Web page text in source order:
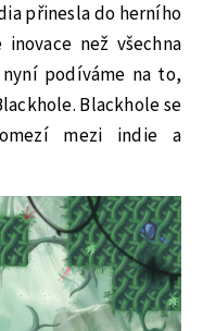
přinesla do herního
než všechna
podíváme na to,
Blackhole se
mezi indie a